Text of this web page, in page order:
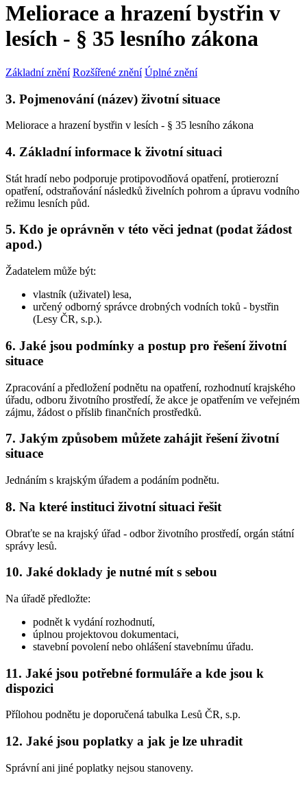
Meliorace a hrazení bystřin v
lesích - § 35 lesního zákona
Základní znění Rozšířené znění Úplné znění
3. Pojmenování (název) životní situace
Meliorace a hrazení bystřin v lesích - § 35 lesního zákona
4. Základní informace k životní situaci
Stát hradí nebo podporuje protipovodňová opatření, protierozní
opatření, odstraňování následků živelních pohrom a úpravu vodního
režimu lesních půd.
5. Kdo je oprávněn v této věci jednat (podat žádost
apod.)
Žadatelem může být:
vlastník (uživatel) lesa,
určený odborný správce drobných vodních toků - bystřin
(Lesy ČR, s.p.).
6. Jaké jsou podmínky a postup pro řešení životní
situace
Zpracování a předložení podnětu na opatření, rozhodnutí krajského
úřadu, odboru životního prostředí, že akce je opatřením ve veřejném
zájmu, žádost o příslib finančních prostředků.
7. Jakým způsobem můžete zahájit řešení životní
situace
Jednáním s krajským úřadem a podáním podnětu.
8. Na které instituci životní situaci řešit
Obraťte se na krajský úřad - odbor životního prostředí, orgán státní
správy lesů.
10. Jaké doklady je nutné mít s sebou
Na úřadě předložte:
podnět k vydání rozhodnutí,
úplnou projektovou dokumentaci,
stavební povolení nebo ohlášení stavebnímu úřadu.
11. Jaké jsou potřebné formuláře a kde jsou k
dispozici
Přílohou podnětu je doporučená tabulka Lesů ČR, s.p.
12. Jaké jsou poplatky a jak je lze uhradit
Správní ani jiné poplatky nejsou stanoveny.